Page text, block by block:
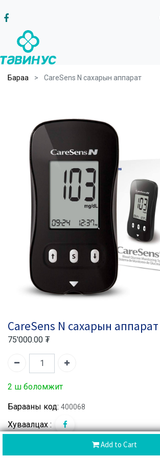
Бараа CareSens N сахарын аппарат
Add to Cart
CareSens N сахарын аппарат
75'000.00 ₮
2 ш боломжит
Барааны код: 400068
Хуваалцах :